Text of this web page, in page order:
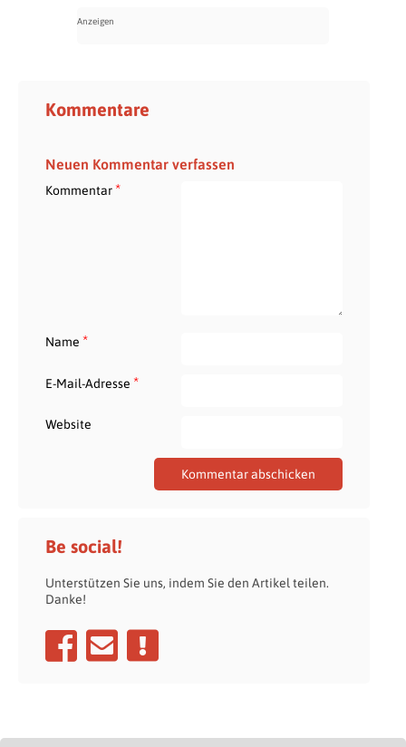
Kommentare
Neuen Kommentar verfassen
Kommentar*
Name *
E-Mail-Adresse *
Website
Be social!
Unterstützen Sie uns, indem Sie den Artikel teilen.
Danke!